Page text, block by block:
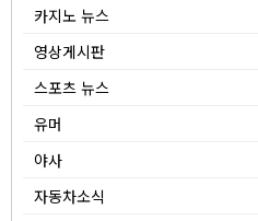
카지노 뉴스
영상게시판
스포츠 뉴스
유머
야사
자동차소식